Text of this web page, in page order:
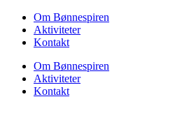
Om Bønnespiren
Aktiviteter
Kontakt
Om Bønnespiren
Aktiviteter
Kontakt